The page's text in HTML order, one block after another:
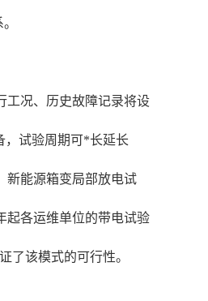
工况、历史故障记录将设
，试验周期可*长延长
新能源箱变局部放电试
起各运维单位的带电试验
了该模式的可行性。